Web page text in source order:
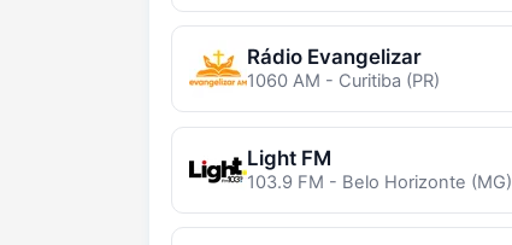
Rádio Evangelizar
1060 AM - Curitiba (PR)
Light FM
103.9 FM - Belo Horizonte (MG)